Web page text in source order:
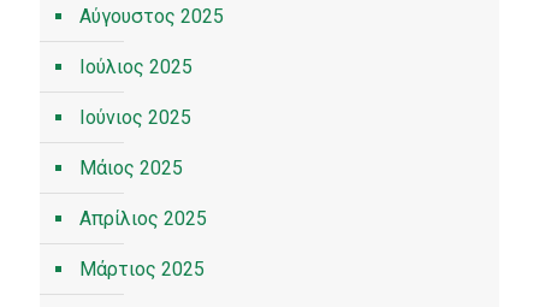
Αύγουστος 2025
Ιούλιος 2025
Ιούνιος 2025
Μάιος 2025
Απρίλιος 2025
Μάρτιος 2025